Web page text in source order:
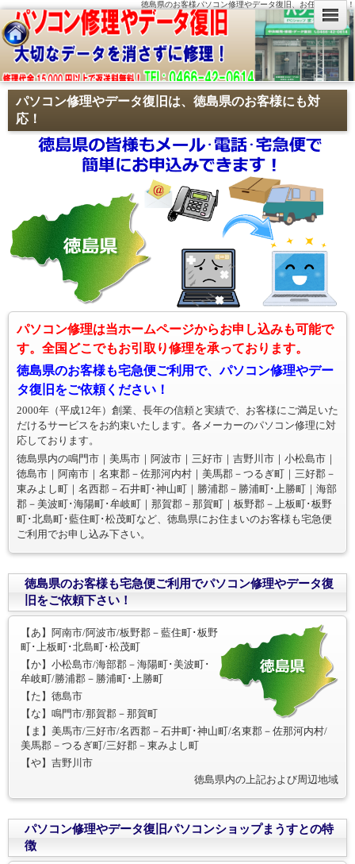
徳島県のお客様パソコン修理やデータ復旧、お任せ下さい！
パソコン修理やデータ復旧は、徳島県のお客様にも対
応！
パソコン修理は当ホームページからお申し込みも可能で
す。全国どこでもお引取り修理を承っております。
徳島県のお客様も宅急便ご利用で、パソコン修理やデー
タ復旧をご依頼ください！
2000年（平成12年）創業、長年の信頼と実績で、お客様にご満足いた
だけるサービスをお約束いたします。各メーカーのパソコン修理に対
応しております。
徳島県内の鳴門市｜美馬市｜阿波市｜三好市｜吉野川市｜小松島市｜
徳島市｜阿南市｜名東郡－佐那河内村｜美馬郡－つるぎ町｜三好郡－
東みよし町｜名西郡－石井町･神山町｜勝浦郡－勝浦町･上勝町｜海部
郡－美波町･海陽町･牟岐町｜那賀郡－那賀町｜板野郡－上板町･板野
町･北島町･藍住町･松茂町など、徳島県にお住まいのお客様も宅急便
ご利用でお申し込み下さい。
徳島県のお客様も宅急便ご利用でパソコン修理やデータ復
旧をご依頼下さい！
【あ】阿南市/阿波市/板野郡－藍住町･板野
町･上板町･北島町･松茂町
【か】小松島市/海部郡－海陽町･美波町･
牟岐町/勝浦郡－勝浦町･上勝町
【た】徳島市
【な】鳴門市/那賀郡－那賀町
【ま】美馬市/三好市/名西郡－石井町･神山町/名東郡－佐那河内村/
美馬郡－つるぎ町/三好郡－東みよし町
【や】吉野川市
徳島県内の上記および周辺地域
パソコン修理やデータ復旧パソコンショップまうすとの特
徴